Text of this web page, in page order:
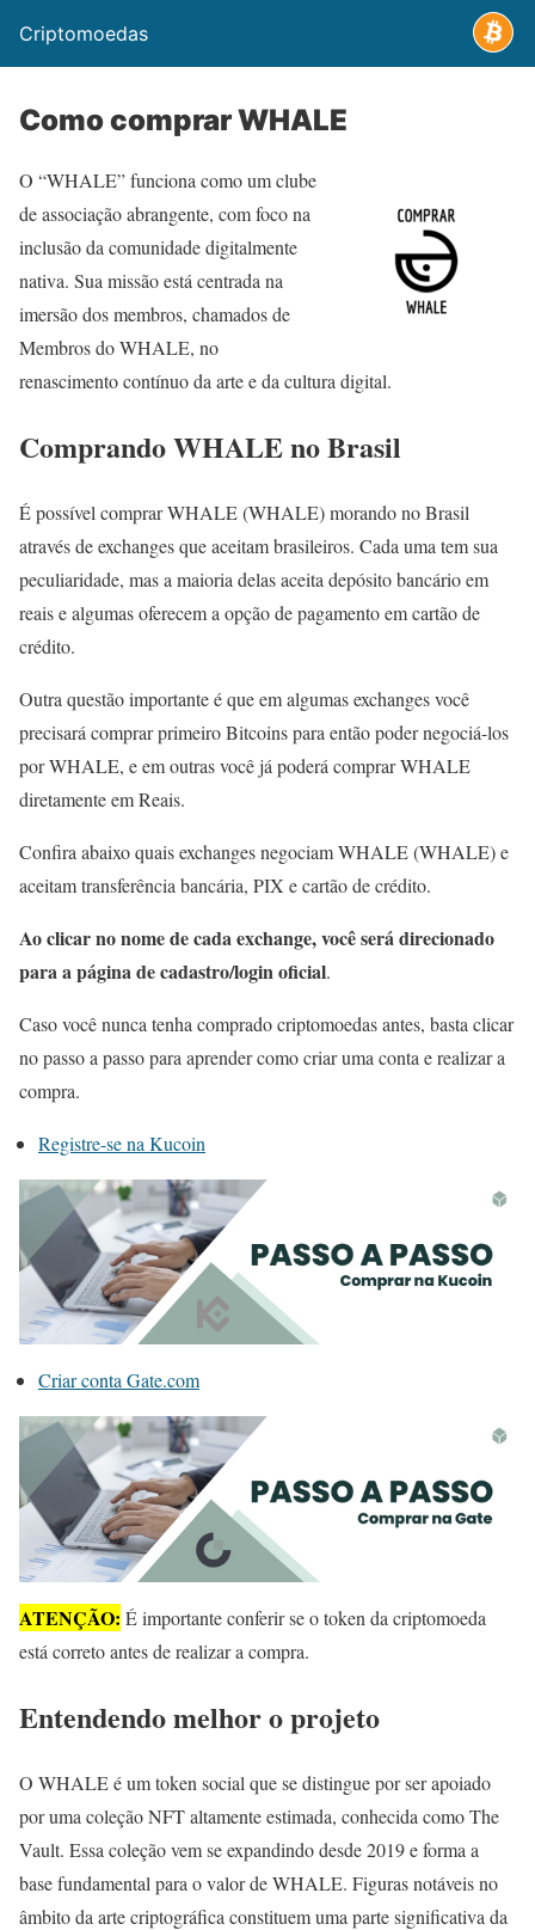
Criptomoedas
Como comprar WHALE
O “WHALE” funciona como um clube
de associação abrangente, com foco na
inclusão da comunidade digitalmente
nativa. Sua missão está centrada na
imersão dos membros, chamados de
Membros do WHALE, no
renascimento contínuo da arte e da cultura digital.
Comprando WHALE no Brasil
É possível comprar WHALE (WHALE) morando no Brasil
através de exchanges que aceitam brasileiros. Cada uma tem sua
peculiaridade, mas a maioria delas aceita depósito bancário em
reais e algumas oferecem a opção de pagamento em cartão de
crédito.
Outra questão importante é que em algumas exchanges você
precisará comprar primeiro Bitcoins para então poder negociá-los
por WHALE, e em outras você já poderá comprar WHALE
diretamente em Reais.
Confira abaixo quais exchanges negociam WHALE (WHALE) e
aceitam transferência bancária, PIX e cartão de crédito.
Ao clicar no nome de cada exchange, você será direcionado
para a página de cadastro/login oficial.
Caso você nunca tenha comprado criptomoedas antes, basta clicar
no passo a passo para aprender como criar uma conta e realizar a
compra.
Registre-se na Kucoin
Criar conta Gate.com
ATENÇÃO: É importante conferir se o token da criptomoeda
está correto antes de realizar a compra.
Entendendo melhor o projeto
O WHALE é um token social que se distingue por ser apoiado
por uma coleção NFT altamente estimada, conhecida como The
Vault. Essa coleção vem se expandindo desde 2019 e forma a
base fundamental para o valor de WHALE. Figuras notáveis no
âmbito da arte criptográfica constituem uma parte significativa da